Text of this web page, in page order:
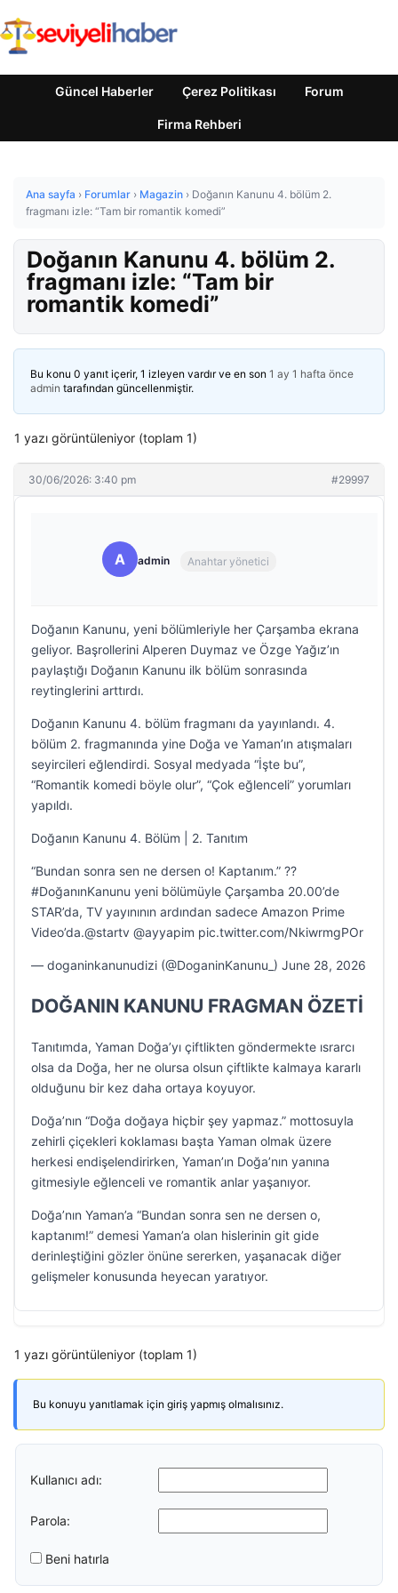
Güncel Haberler Çerez Politikası Forum
Firma Rehberi
Ana sayfa › Forumlar › Magazin › Doğanın Kanunu 4. bölüm 2.
fragmanı izle: “Tam bir romantik komedi”
Doğanın Kanunu 4. bölüm 2.
fragmanı izle: “Tam bir
romantik komedi”
Bu konu 0 yanıt içerir, 1 izleyen vardır ve en son 1 ay 1 hafta önce
admin tarafından güncellenmiştir.
1 yazı görüntüleniyor (toplam 1)
30/06/2026: 3:40 pm #29997
A admin Anahtar yönetici
Doğanın Kanunu, yeni bölümleriyle her Çarşamba ekrana
geliyor. Başrollerini Alperen Duymaz ve Özge Yağız’ın
paylaştığı Doğanın Kanunu ilk bölüm sonrasında
reytinglerini arttırdı.
Doğanın Kanunu 4. bölüm fragmanı da yayınlandı. 4.
bölüm 2. fragmanında yine Doğa ve Yaman’ın atışmaları
seyircileri eğlendirdi. Sosyal medyada “İşte bu”,
“Romantik komedi böyle olur”, “Çok eğlenceli” yorumları
yapıldı.
Doğanın Kanunu 4. Bölüm | 2. Tanıtım
“Bundan sonra sen ne dersen o! Kaptanım.” ?️?
#DoğanınKanunu yeni bölümüyle Çarşamba 20.00’de
STAR’da, TV yayınının ardından sadece Amazon Prime
Video’da.@startv @ayyapim pic.twitter.com/NkiwrmgPOr
— doganinkanunudizi (@DoganinKanunu_) June 28, 2026
DOĞANIN KANUNU FRAGMAN ÖZETİ
Tanıtımda, Yaman Doğa’yı çiftlikten göndermekte ısrarcı
olsa da Doğa, her ne olursa olsun çiftlikte kalmaya kararlı
olduğunu bir kez daha ortaya koyuyor.
Doğa’nın “Doğa doğaya hiçbir şey yapmaz.” mottosuyla
zehirli çiçekleri koklaması başta Yaman olmak üzere
herkesi endişelendirirken, Yaman’ın Doğa’nın yanına
gitmesiyle eğlenceli ve romantik anlar yaşanıyor.
Doğa’nın Yaman’a “Bundan sonra sen ne dersen o,
kaptanım!” demesi Yaman’a olan hislerinin git gide
derinleştiğini gözler önüne sererken, yaşanacak diğer
gelişmeler konusunda heyecan yaratıyor.
1 yazı görüntüleniyor (toplam 1)
Bu konuyu yanıtlamak için giriş yapmış olmalısınız.
Kullanıcı adı:
Parola:
Beni hatırla